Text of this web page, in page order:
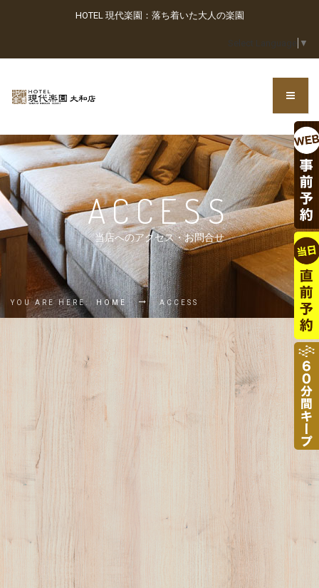
HOTEL 現代楽園：落ち着いた大人の楽園
Select Language ▼
ACCESS
当店へのアクセス・お問合せ
YOU ARE HERE: HOME ACCESS